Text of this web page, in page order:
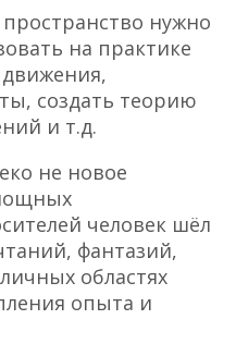
нужно
на практике
создать теорию
и т.д.
не новое
человек шёл
фантазий,
областях
опыта и